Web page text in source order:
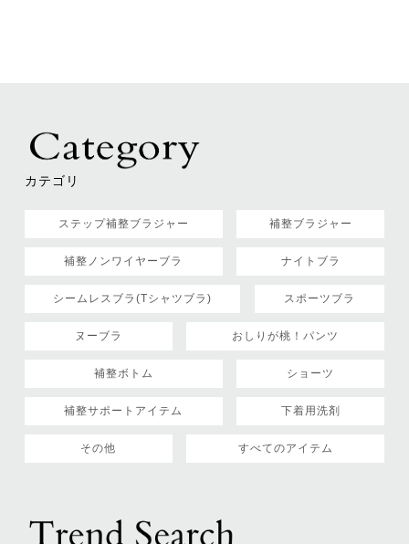
カテゴリ
ステップ補整ブラジャー 補整ブラジャー
補整ノンワイヤーブラ ナイトブラ
シームレスブラ(Tシャツブラ) スポーツブラ
ヌーブラ おしりが桃！パンツ
補整ボトム ショーツ
補整サポートアイテム 下着用洗剤
その他 すべてのアイテム